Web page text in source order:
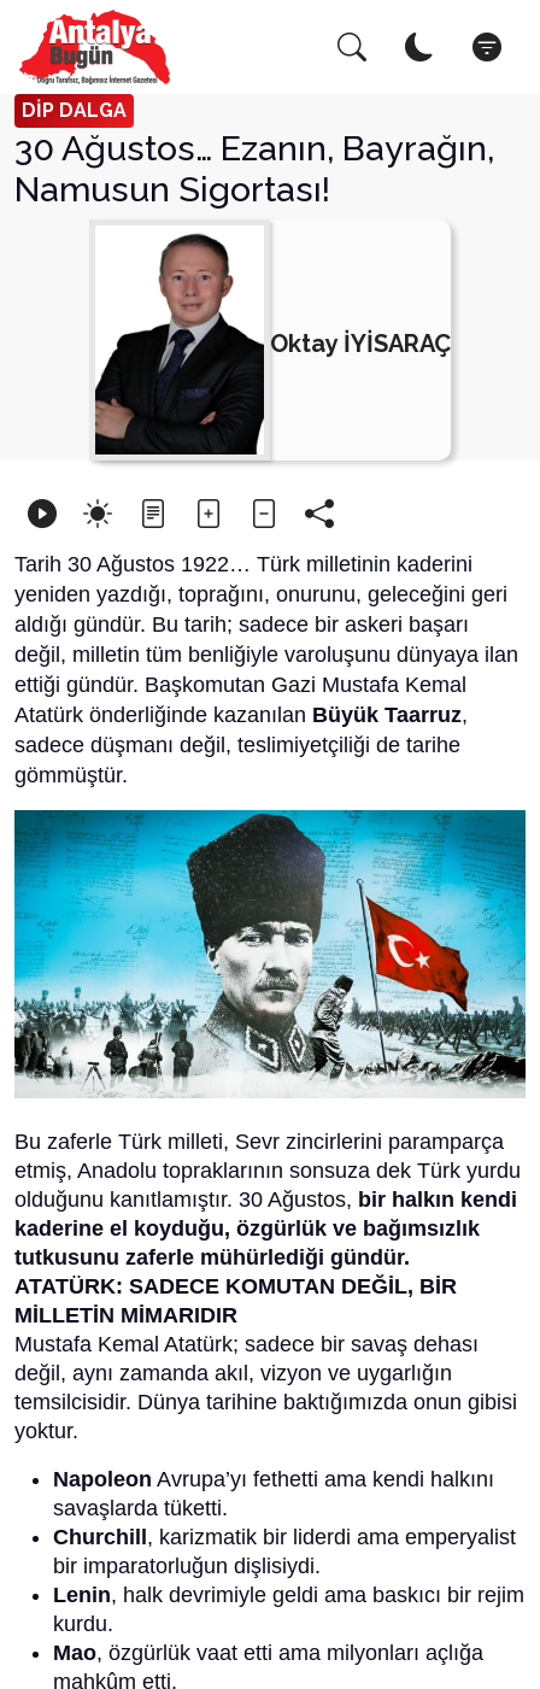
DİP DALGA
30 Ağustos… Ezanın, Bayrağın,
Namusun Sigortası!
Oktay İYİSARAÇ
Tarih 30 Ağustos 1922… Türk milletinin kaderini
yeniden yazdığı, toprağını, onurunu, geleceğini geri
aldığı gündür. Bu tarih; sadece bir askeri başarı
değil, milletin tüm benliğiyle varoluşunu dünyaya ilan
ettiği gündür. Başkomutan Gazi Mustafa Kemal
Atatürk önderliğinde kazanılan Büyük Taarruz,
sadece düşmanı değil, teslimiyetçiliği de tarihe
gömmüştür.
Bu zaferle Türk milleti, Sevr zincirlerini paramparça
etmiş, Anadolu topraklarının sonsuza dek Türk yurdu
olduğunu kanıtlamıştır. 30 Ağustos, bir halkın kendi
kaderine el koyduğu, özgürlük ve bağımsızlık
tutkusunu zaferle mühürlediği gündür.
ATATÜRK: SADECE KOMUTAN DEĞİL, BİR
MİLLETİN MİMARIDIR
Mustafa Kemal Atatürk; sadece bir savaş dehası
değil, aynı zamanda akıl, vizyon ve uygarlığın
temsilcisidir. Dünya tarihine baktığımızda onun gibisi
yoktur.
Napoleon Avrupa’yı fethetti ama kendi halkını
savaşlarda tüketti.
Churchill , karizmatik bir liderdi ama emperyalist
bir imparatorluğun dişlisiydi.
Lenin, halk devrimiyle geldi ama baskıcı bir rejim
kurdu.
Mao, özgürlük vaat etti ama milyonları açlığa
mahkûm etti.
Arama Yap! Kapat